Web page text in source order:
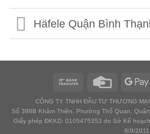
Häfele Quận Bình
Häfele Tân Bình I –
Häfele Tân Bình II –
CÔNG TY TNHH ĐẦU TƯ THƯƠNG
Số 398B Khâm Thiên, Phường Thổ Quan,
Giấy phép ĐKKD: 0105475353 do Sở Kế
8/9/2011